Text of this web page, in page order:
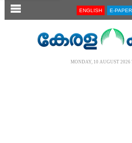
SECTIONS ENGLISH E-PAPER
MONDAY, 10 AUGUST 2026